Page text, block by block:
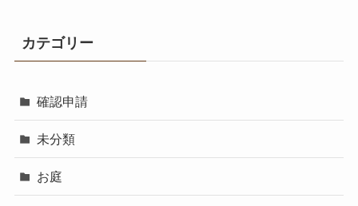
カテゴリー
確認申請
未分類
お庭